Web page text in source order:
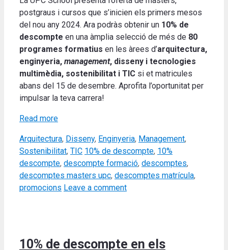
postgraus i cursos que s’inicien els primers mesos
del nou any 2024. Ara podràs obtenir un 10% de
descompte en una àmplia selecció de més de 80
programes formatius en les àrees d’arquitectura,
enginyeria, management, disseny i tecnologies
multimèdia, sostenibilitat i TIC si et matricules
abans del 15 de desembre. Aprofita l’oportunitat per
impulsar la teva carrera!
Read more
Categories
Arquitectura, Disseny, Enginyeria, Management,
Sostenibilitat, TIC Tags
10% de descompte, 10%
descompte, descompte formació, descomptes,
descomptes masters upc, descomptes matrícula,
promocions Leave a comment
10% de descompte en els